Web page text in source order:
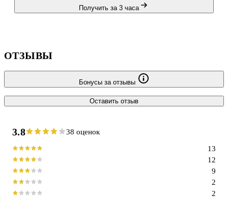
Получить за 3 часа
ОТЗЫВЫ
Бонусы за отзывы
Оставить отзыв
3.8 38 оценок
2
2
9
12
13